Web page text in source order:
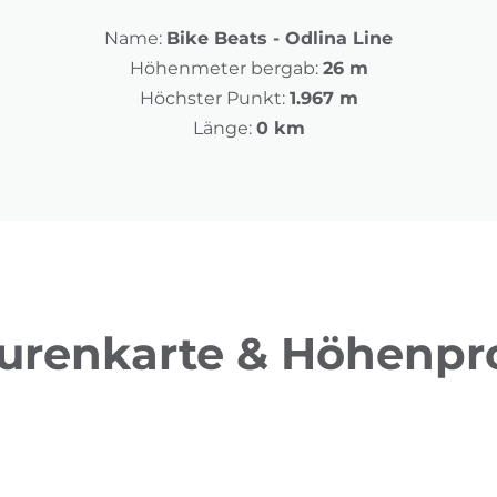
Name: Bike Beats - Odlina Line
Höhenmeter bergab: 26 m
Höchster Punkt: 1.967 m
Länge: 0 km
&